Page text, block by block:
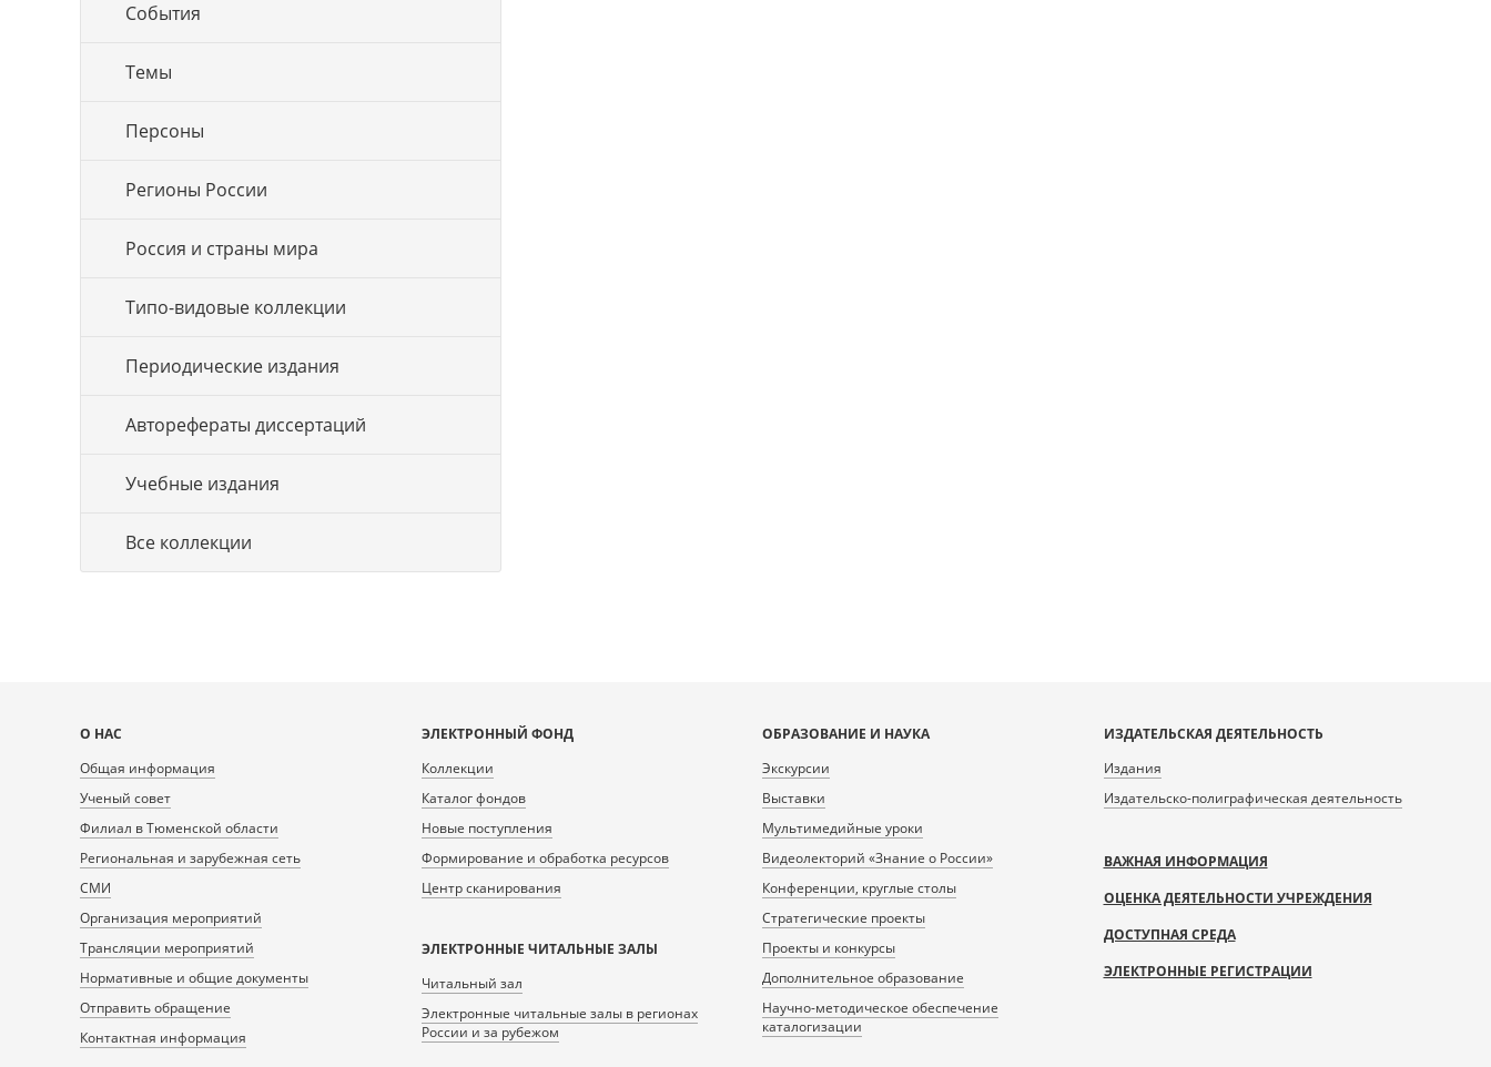
События
Темы
Персоны
Регионы России
Россия и страны мира
Типо-видовые коллекции
Периодические издания
Авторефераты диссертаций
Учебные издания
Все коллекции
Карта
сайта
О НАС
Общая информация
Ученый совет
Филиал в Тюменской области
Региональная и зарубежная сеть
СМИ
Организация мероприятий
Трансляции мероприятий
Нормативные и общие документы
Отправить обращение
Контактная информация
ЭЛЕКТРОННЫЙ ФОНД
Коллекции
Каталог фондов
Новые поступления
Формирование и обработка ресурсов
Центр сканирования
ЭЛЕКТРОННЫЕ ЧИТАЛЬНЫЕ ЗАЛЫ
Читальный зал
Электронные читальные залы в регионах
России и за рубежом
ОБРАЗОВАНИЕ И НАУКА
Экскурсии
Выставки
Мультимедийные уроки
Видеолекторий «Знание о России»
Конференции, круглые столы
Стратегические проекты
Проекты и конкурсы
Дополнительное образование
Научно-методическое обеспечение
каталогизации
ИЗДАТЕЛЬСКАЯ ДЕЯТЕЛЬНОСТЬ
Издания
Издательско-полиграфическая деятельность
ВАЖНАЯ ИНФОРМАЦИЯ
ОЦЕНКА ДЕЯТЕЛЬНОСТИ УЧРЕЖДЕНИЯ
ДОСТУПНАЯ СРЕДА
ЭЛЕКТРОННЫЕ РЕГИСТРАЦИИ